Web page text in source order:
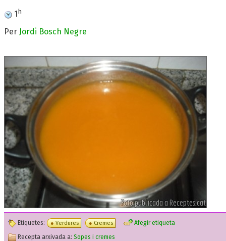
1h
Per Jordi Bosch Negre
Etiquetes: Verdures Cremes
Afegir etiqueta
Recepta arxivada a: Sopes i cremes